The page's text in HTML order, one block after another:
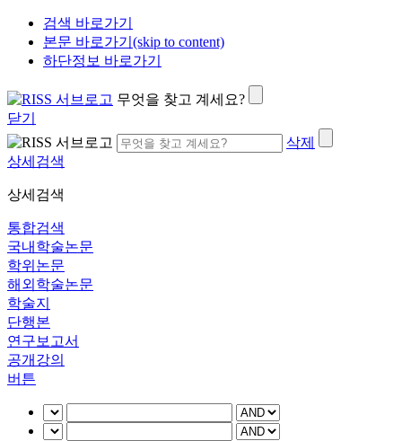
검색 바로가기
본문 바로가기(skip to content)
하단정보 바로가기
무엇을 찾고 계세요?
닫기
삭제
상세검색
상세검색
통합검색
국내학술논문
학위논문
해외학술논문
학술지
단행본
연구보고서
공개강의
버튼